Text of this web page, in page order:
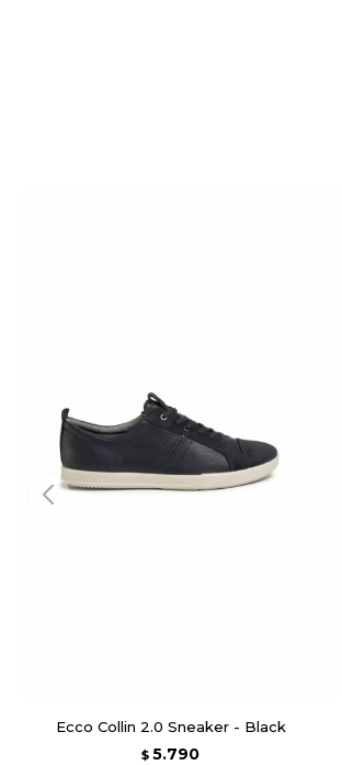
Ecco Collin 2.0 Sneaker - Black
$ 5.790